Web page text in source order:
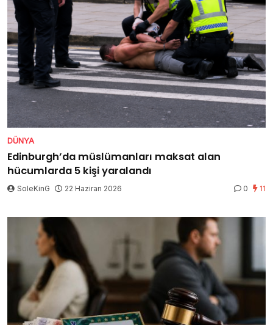
DÜNYA
Edinburgh’da müslümanları maksat alan
hücumlarda 5 kişi yaralandı
SoleKinG 22 Haziran 2026 0 11